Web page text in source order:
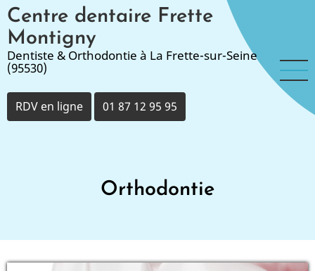
Aller
au
contenu
principal
Centre dentaire Frette
Montigny
Dentiste & Orthodontie à La Frette-sur-Seine
(95530)
RDV en ligne 01 87 12 95 95
Orthodontie